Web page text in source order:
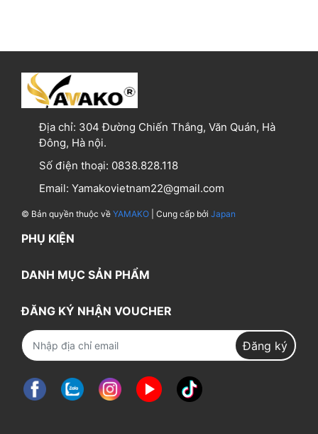
Địa chỉ: 304 Đường Chiến Thắng, Văn Quán, Hà
Đông, Hà nội.
Số điện thoại: 0838.828.118
Email: Yamakovietnam22@gmail.com
© Bản quyền thuộc về YAMAKO | Cung cấp bởi Japan
PHỤ KIỆN
DANH MỤC SẢN PHẨM
ĐĂNG KÝ NHẬN VOUCHER
Đăng ký